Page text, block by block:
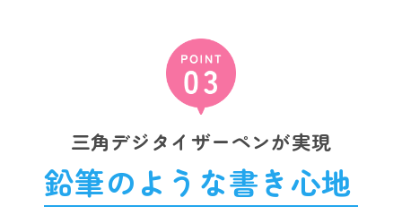
三角デジタイザーペンが実現
鉛筆のような書き心地